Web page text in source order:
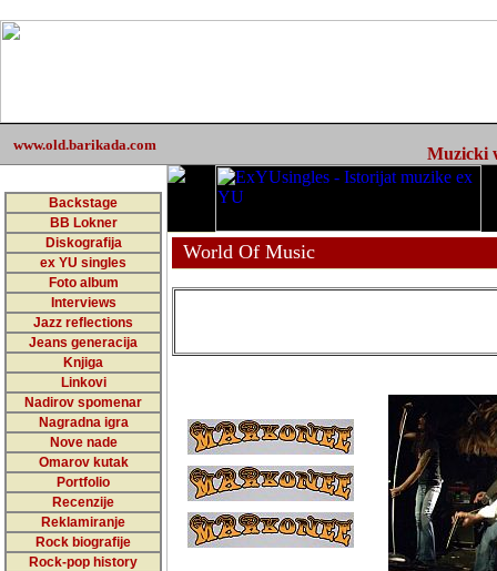
www.old.barikada.com Muzicki
Backstage
BB Lokner
Diskografija
ex YU singles
Foto album
Interviews
Jazz reflections
Jeans generacija
Knjiga
Linkovi
Nadirov spomenar
Nagradna igra
Nove nade
Omarov kutak
Portfolio
Recenzije
Reklamiranje
Rock biografije
Rock-pop history
World Of Music